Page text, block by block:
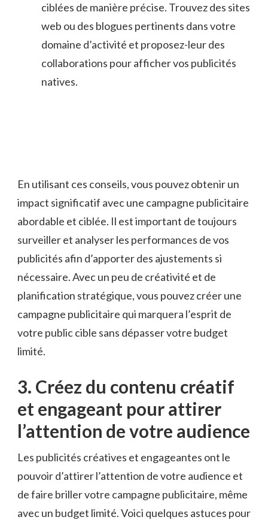
ciblées de manière précise. Trouvez des sites
web ou des blogues pertinents dans votre
domaine‌ d’activité et proposez-leur des
collaborations⁣ pour afficher vos publicités
natives.
En utilisant ces​ conseils, vous pouvez obtenir un
impact significatif ‌avec une campagne publicitaire
abordable ⁤et ciblée. Il est important de toujours
surveiller et analyser les performances de vos⁤
publicités afin d’apporter des ajustements si
nécessaire. Avec un peu de créativité et de
planification stratégique, vous pouvez ⁤créer une
⁢campagne‌ publicitaire qui ‌marquera l’esprit de
⁢votre public cible sans dépasser votre budget
limité.
3. Créez ​du contenu créatif
et engageant ‍pour ⁣attirer
l’attention de‍ votre⁤ audience
Les publicités créatives et engageantes ont le
pouvoir d’attirer l’attention de votre audience et
de faire briller votre campagne ​publicitaire, même
avec un budget‌ limité. Voici quelques⁢ astuces pour